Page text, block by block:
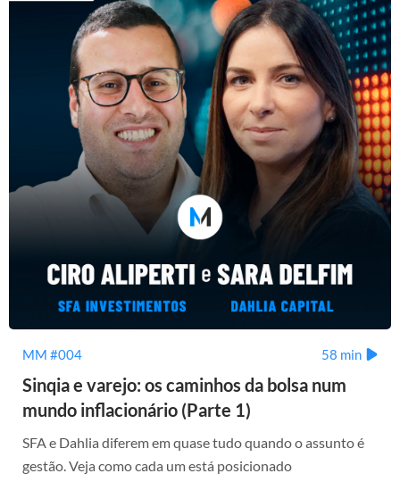
MM #004 58 min
Sinqia e varejo: os caminhos da bolsa num
mundo inflacionário (Parte 1)
SFA e Dahlia diferem em quase tudo quando o assunto é
gestão. Veja como cada um está posicionado